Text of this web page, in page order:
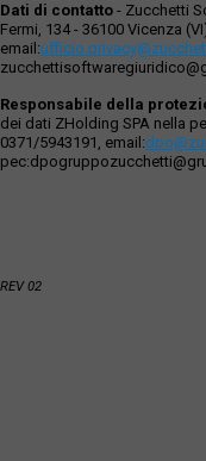
Dati di contatto - Zucchetti
Fermi, 134 - 36100 Vicenza
email:
Responsabile della
dei dati ZHolding SPA nella
0371/5943191, email:
REV 02